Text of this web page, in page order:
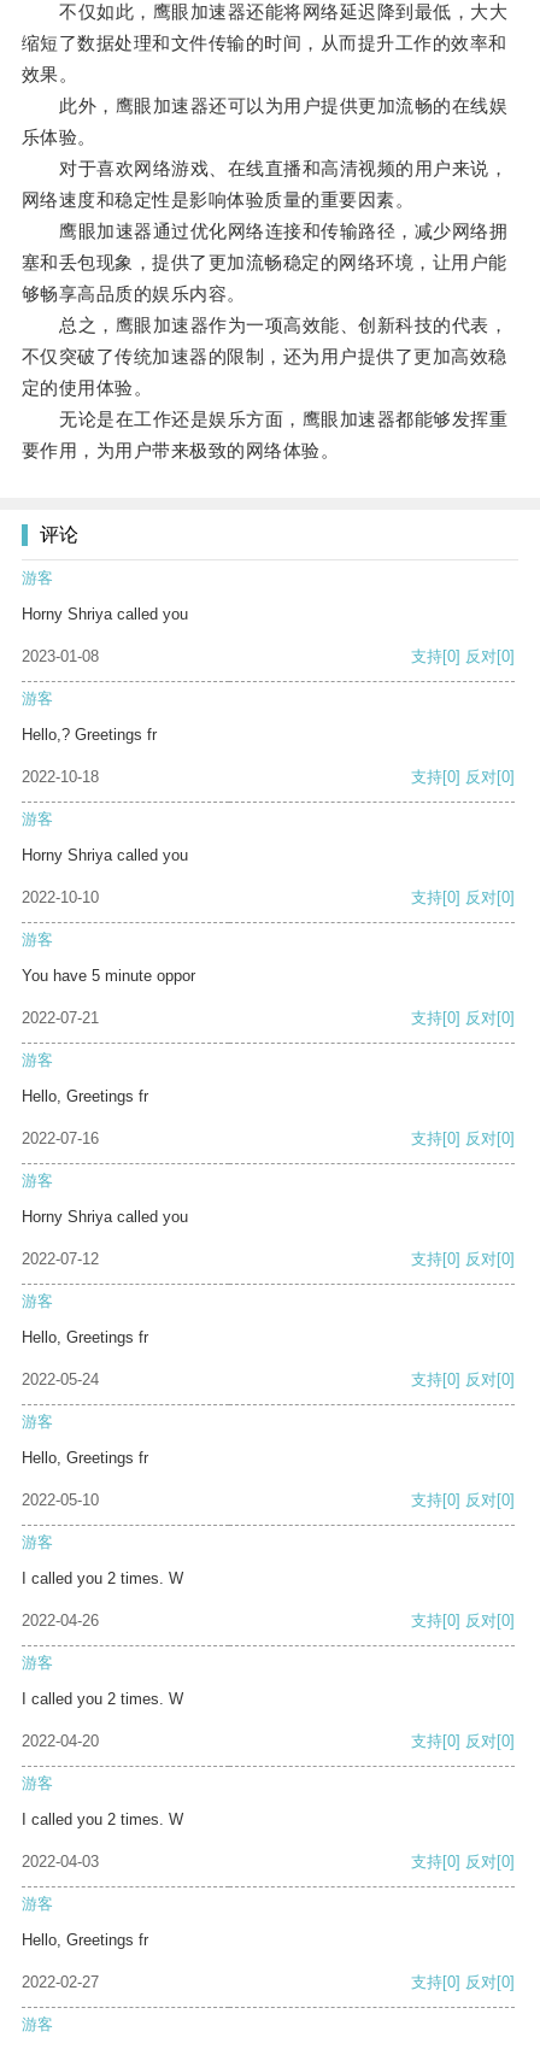
不仅如此，鹰眼加速器还能将网络延迟降到最低，大大
缩短了数据处理和文件传输的时间，从而提升工作的效率和
效果。
此外，鹰眼加速器还可以为用户提供更加流畅的在线娱
乐体验。
对于喜欢网络游戏、在线直播和高清视频的用户来说，
网络速度和稳定性是影响体验质量的重要因素。
鹰眼加速器通过优化网络连接和传输路径，减少网络拥
塞和丢包现象，提供了更加流畅稳定的网络环境，让用户能
够畅享高品质的娱乐内容。
总之，鹰眼加速器作为一项高效能、创新科技的代表，
不仅突破了传统加速器的限制，还为用户提供了更加高效稳
定的使用体验。
无论是在工作还是娱乐方面，鹰眼加速器都能够发挥重
要作用，为用户带来极致的网络体验。
评论
游客
Horny Shriya called you
2023-01-08 支持[0] 反对[0]
游客
Hello,? Greetings fr
2022-10-18 支持[0] 反对[0]
游客
Horny Shriya called you
2022-10-10 支持[0] 反对[0]
游客
You have 5 minute oppor
2022-07-21 支持[0] 反对[0]
游客
Hello, Greetings fr
2022-07-16 支持[0] 反对[0]
游客
Horny Shriya called you
2022-07-12 支持[0] 反对[0]
游客
Hello, Greetings fr
2022-05-24 支持[0] 反对[0]
游客
Hello, Greetings fr
2022-05-10 支持[0] 反对[0]
游客
I called you 2 times. W
2022-04-26 支持[0] 反对[0]
游客
I called you 2 times. W
2022-04-20 支持[0] 反对[0]
游客
I called you 2 times. W
2022-04-03 支持[0] 反对[0]
游客
Hello, Greetings fr
2022-02-27 支持[0] 反对[0]
游客